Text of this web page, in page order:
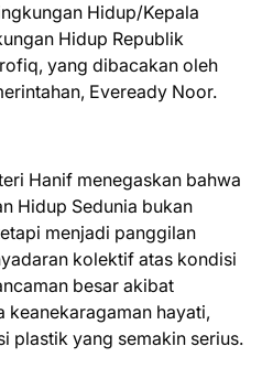
Hidup/Kepala
Hidup Republik
yang dibacakan oleh
Eveready Noor.
Hanif menegaskan bahwa
Hidup Sedunia bukan
menjadi panggilan
kolektif atas kondisi
besar akibat
keanekaragaman hayati,
plastik yang semakin serius.